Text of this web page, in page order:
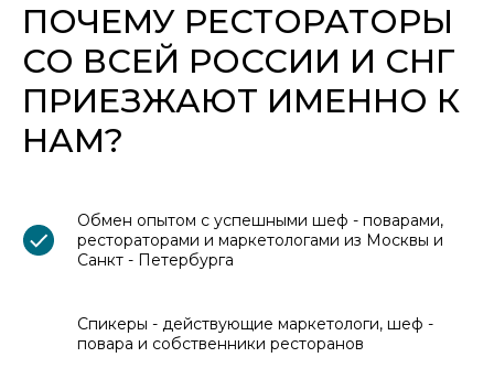
ПОЧЕМУ РЕСТОРАТОРЫ
СО ВСЕЙ РОССИИ И СНГ
ПРИЕЗЖАЮТ ИМЕННО К
НАМ?
Обмен опытом с успешными шеф - поварами,
рестораторами и маркетологами из Москвы и
Санкт - Петербурга
Спикеры - действующие маркетологи, шеф -
повара и собственники ресторанов